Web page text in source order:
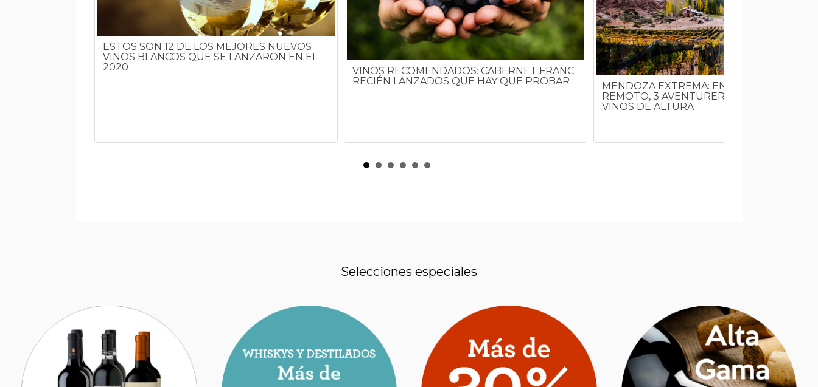
ESTOS SON 12 DE LOS MEJORES NUEVOS
VINOS BLANCOS QUE SE LANZARON EN EL
2020
VINOS RECOMENDADOS: CABERNET FRANC
RECIÉN LANZADOS QUE HAY QUE PROBAR
MENDOZA EXTREMA: EN UN LUGAR
REMOTO, 3 AVENTUREROS HACEN
VINOS DE ALTURA
Selecciones especiales